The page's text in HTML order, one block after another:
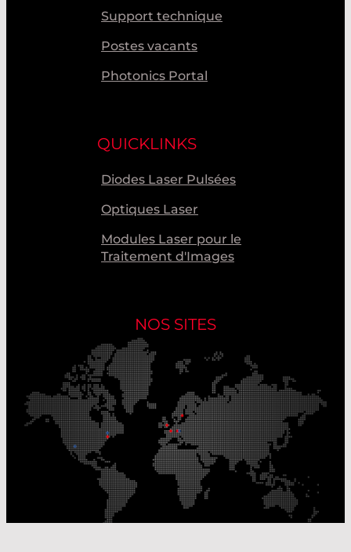
Support technique
Postes vacants
Photonics Portal
QUICKLINKS
Diodes Laser Pulsées
Optiques Laser
Modules Laser pour le
Traitement d'Images
NOS SITES